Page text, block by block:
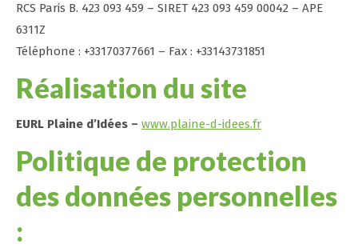
RCS Paris B. 423 093 459 – SIRET 423 093 459 00042 – APE
6311Z
Téléphone : +33170377661 – Fax : +33143731851
Réalisation du site
EURL Plaine d’Idées – www.plaine-d-idees.fr
Politique de protection
des données personnelles
: